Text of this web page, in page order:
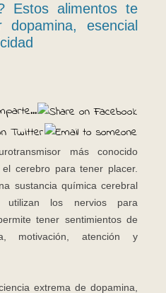
Estos alimentos te
esencial
más conocido
cerebro para tener placer.
sustancia química cerebral
utilizan los nervios para
tener sentimientos de
motivación, atención y
extrema de dopamina,